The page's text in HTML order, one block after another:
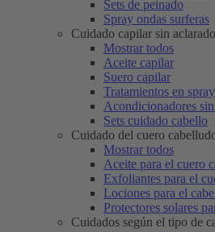
Sets de peinado
Spray ondas surferas
Cuidado capilar sin aclarado
Mostrar todos
Aceite capilar
Suero capilar
Tratamientos en spray
Acondicionadores
Sets cuidado cabello
Cuidado del cuero
Mostrar todos
Aceite para el cuero
Exfoliantes para el
Lociones para el
Protectores solares
Cuidados según el tipo de